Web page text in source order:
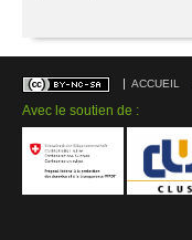
ACCUEIL
Avec le soutien de :